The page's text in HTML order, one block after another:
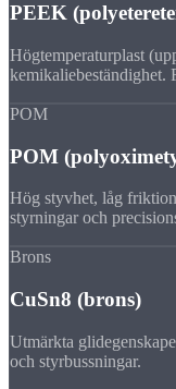
PEEK
Högtemperaturplast
kemikaliebeständighet.
POM
POM
Hög styvhet, låg
styrningar och
Brons
CuSn8 (brons)
Utmärkta
och styrbussningar.